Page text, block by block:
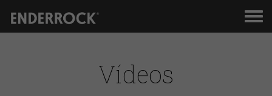
Vídeos